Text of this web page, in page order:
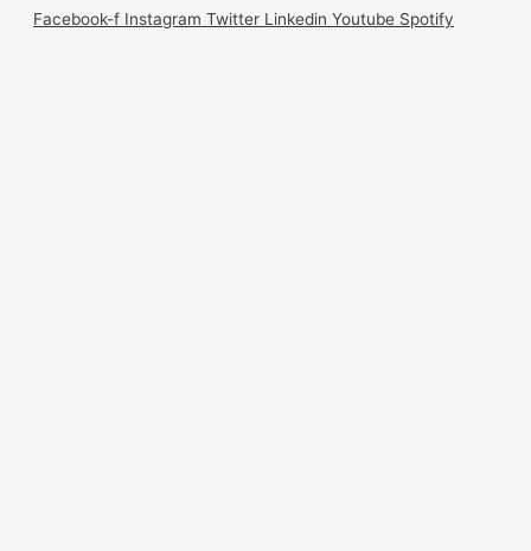
Facebook-f Instagram Twitter Linkedin Youtube Spotify